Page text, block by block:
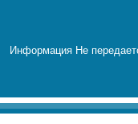
Информация Не